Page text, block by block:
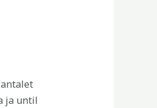
ja until